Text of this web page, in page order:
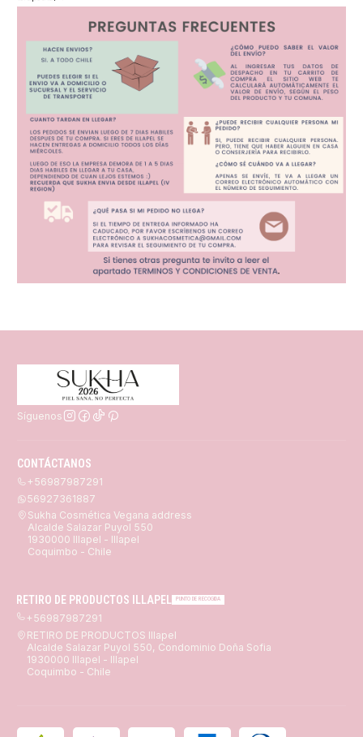
Síguenos
CONTÁCTANOS
+56987987291
56927361887
Sukha Cosmética Vegana address
Alcalde Salazar Puyol 550
1930000 Illapel - Illapel
Coquimbo - Chile
RETIRO DE PRODUCTOS ILLAPEL PUNTO DE RECOGIDA
+56987987291
RETIRO DE PRODUCTOS Illapel
Alcalde Salazar Puyol 550, Condominio Doña Sofia
1930000 Illapel - Illapel
Coquimbo - Chile